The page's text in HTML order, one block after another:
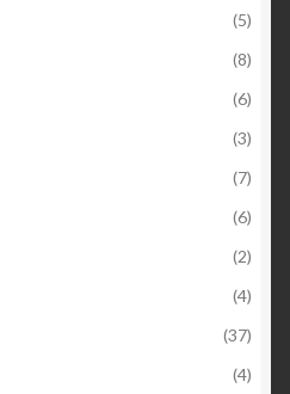
(5)
(8)
(6)
(3)
(7)
(6)
(2)
(4)
(37)
(4)